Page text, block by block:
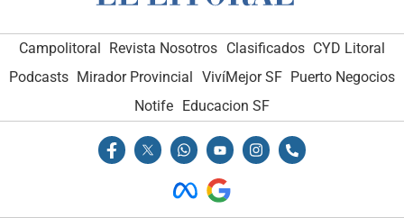
Campolitoral Revista Nosotros Clasificados CYD Litoral
Podcasts Mirador Provincial VivíMejor SF Puerto Negocios
Notife
Educacion SF